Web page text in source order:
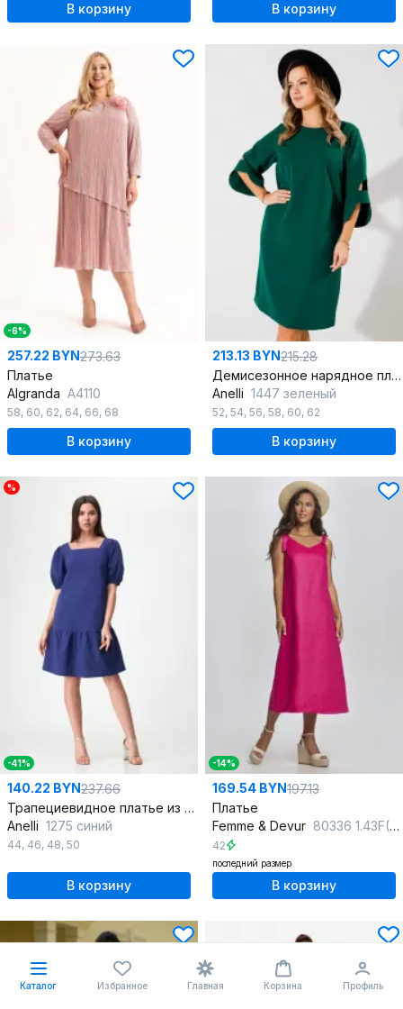
В корзину В корзину
-6%
257.22 BYN273.63
Платье
Algranda А4110
58, 60, 62, 64, 66, 68
В корзину
213.13 BYN215.28
Демисезонное нарядное платье-трапеция из текстиля
Anelli 1447 зеленый
52, 54, 56, 58, 60, 62
В корзину
%
-41%
140.22 BYN237.66
Трапециевидное платье из вискозы с воланами и вырезом квадрат
Anelli 1275 синий
44, 46, 48, 50
В корзину
-14%
169.54 BYN197.13
Платье
Femme & Devur 80336 1.43F(170)
42
последний размер
В корзину
Каталог Избранное Главная Корзина Профиль